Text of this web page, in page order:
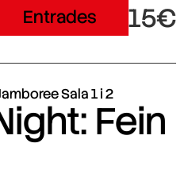
Entrades 15€
Sala 1 i 2
Fein